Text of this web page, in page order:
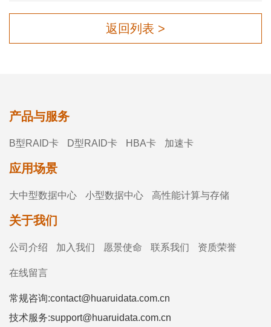
返回列表 >
产品与服务
B型RAID卡 D型RAID卡 HBA卡 加速卡
应用场景
大中型数据中心 小型数据中心 高性能计算与存储
关于我们
公司介绍 加入我们 愿景使命 联系我们 资质荣誉
在线留言
常规咨询:contact@huaruidata.com.cn
技术服务:support@huaruidata.com.cn